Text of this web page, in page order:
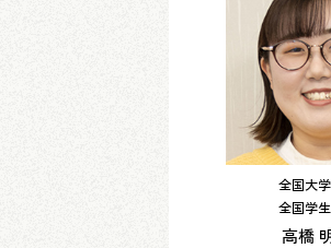
全国大
全国学
高橋